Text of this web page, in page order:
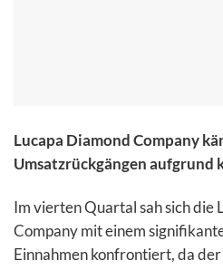
Lucapa Diamond Company
Umsatzrückgängen aufgrund
Im vierten Quartal sah sich die
Company mit einem
Einnahmen konfrontiert, da